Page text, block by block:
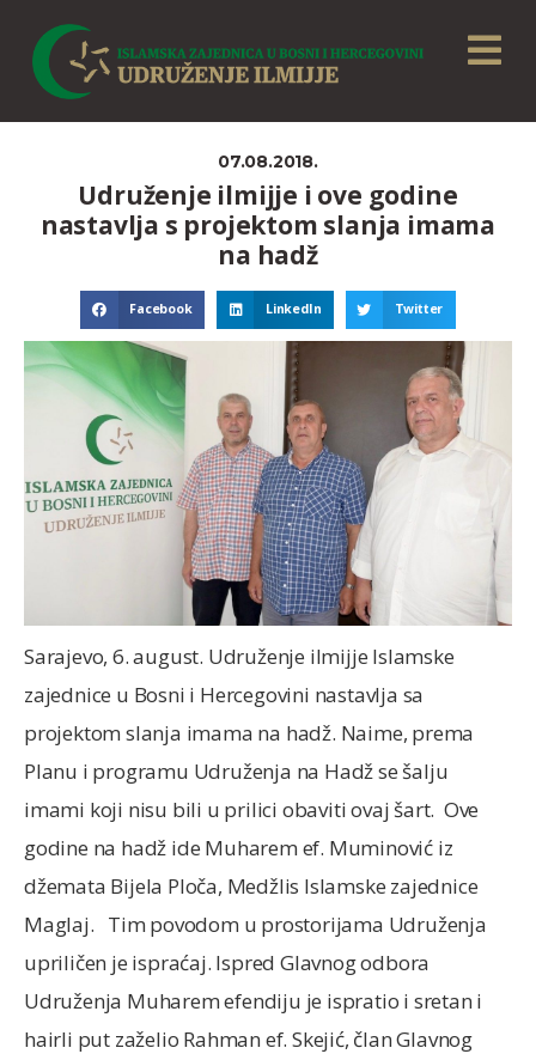
07.08.2018.
Udruženje ilmijje i ove godine
nastavlja s projektom slanja imama
na hadž
Facebook LinkedIn Twitter
Sarajevo, 6. august. Udruženje ilmijje Islamske
zajednice u Bosni i Hercegovini nastavlja sa
projektom slanja imama na hadž. Naime, prema
Planu i programu Udruženja na Hadž se šalju
imami koji nisu bili u prilici obaviti ovaj šart. Ove
godine na hadž ide Muharem ef. Muminović iz
džemata Bijela Ploča, Medžlis Islamske zajednice
Maglaj. Tim povodom u prostorijama Udruženja
upriličen je ispraćaj. Ispred Glavnog odbora
Udruženja Muharem efendiju je ispratio i sretan i
hairli put zaželio Rahman ef. Skejić, član Glavnog